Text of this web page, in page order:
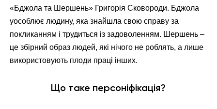
«Бджола та Шершень» Григорія Сковороди. Бджола
уособлює людину, яка знайшла свою справу за
покликанням і трудиться із задоволенням. Шершень –
це збірний образ людей, які нічого не роблять, а лише
використовують плоди праці інших.
Що таке персоніфікація?